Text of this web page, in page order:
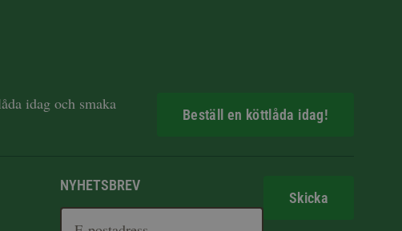
idag och smaka
Beställ en köttlåda idag!
NYHETSBREV
Skicka